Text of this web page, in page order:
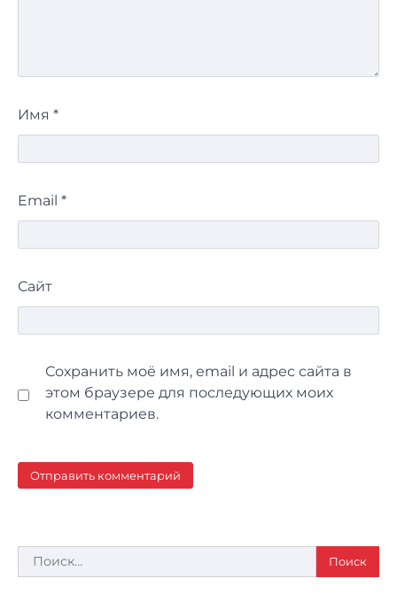
Имя *
Email *
Сайт
Сохранить моё имя, email и адрес сайта в
этом браузере для последующих моих
комментариев.
Найти: